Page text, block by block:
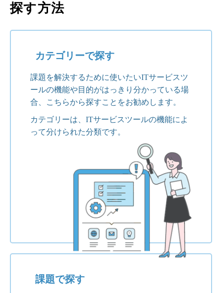
探す方法
カテゴリーで探す
課題を解決するために使いたいITサービスツ
ールの機能や目的がはっきり分かっている場
合、こちらから探すことをお勧めします。
カテゴリーは、ITサービスツールの機能によ
って分けられた分類です。
課題で探す